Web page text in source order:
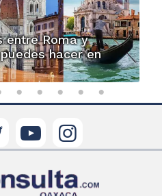
entre Roma y
hacer en